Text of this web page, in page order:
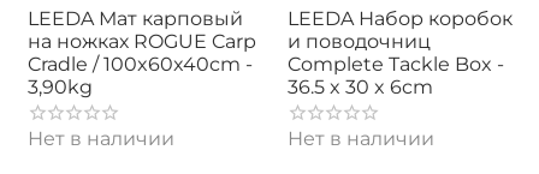
LEEDA Мат карповый
на ножках ROGUE Carp
Cradle / 100x60x40cm -
3,90kg
Нет в наличии
LEEDA Набор коробок
и поводочниц
Complete Tackle Box -
36.5 x 30 x 6cm
Нет в наличии